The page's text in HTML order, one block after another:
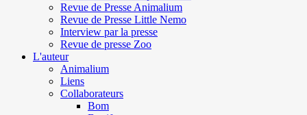
Revue de Presse Animalium
Revue de Presse Little Nemo
Interview par la presse
Revue de presse Zoo
L'auteur
Animalium
Liens
Collaborateurs
Bom